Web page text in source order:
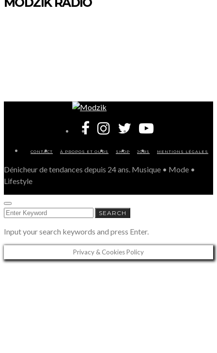
CONTACT À PROPOS ET OURS SHOP JOBS MENTIONS LÉGALES
Dénicheur de tendances depuis 24 ans. Musique • Mode •
Lifestyle
SEARCH
FOR:
SEARCH
Input your search keywords and press Enter.
Privacy & Cookies Policy